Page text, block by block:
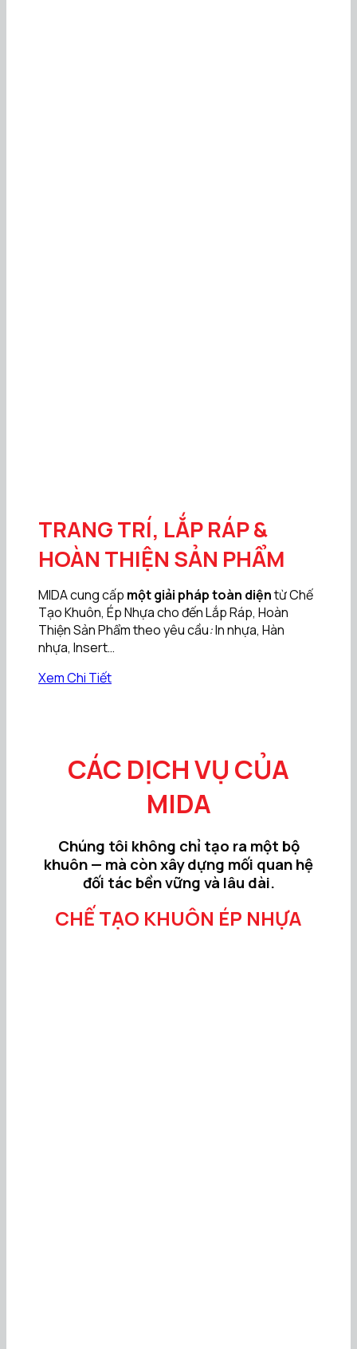
TRANG TRÍ, LẮP RÁP &
HOÀN THIỆN SẢN PHẨM
MIDA cung cấp một giải pháp toàn diệntừ Chế
Tạo Khuôn, Ép Nhựa cho đến Lắp Ráp, Hoàn
Thiện Sản Phẩm theo yêu cầu:In nhựa, Hàn
nhựa, Insert…
Xem Chi Tiết
CÁC DỊCH VỤ CỦA
MIDA
Chúng tôi không chỉ tạo ra một bộ
khuôn — mà còn xây dựng mối quan hệ
đối tác bền vững và lâu dài.
CHẾ TẠO KHUÔN ÉP NHỰA